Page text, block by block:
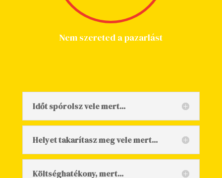
Nem szereted a pazarlást
Időt spórolsz vele mert...
Helyet takarítasz meg vele mert...
Költséghatékony, mert...